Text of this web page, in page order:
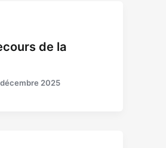
de la
2025